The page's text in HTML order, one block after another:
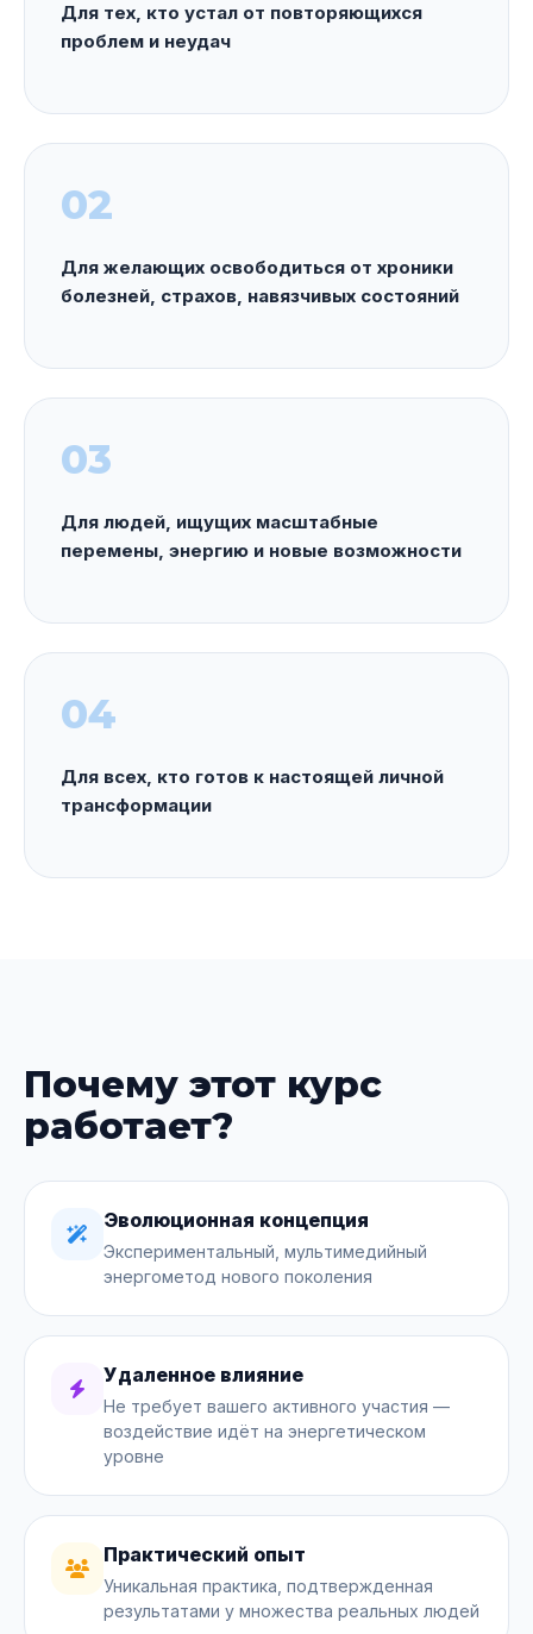
Для тех, кто устал от повторяющихся
проблем и неудач
02
Для желающих освободиться от хроники
болезней, страхов, навязчивых состояний
03
Для людей, ищущих масштабные
перемены, энергию и новые возможности
04
Для всех, кто готов к настоящей личной
трансформации
Почему этот курс
работает?
Эволюционная концепция
Экспериментальный, мультимедийный
энергометод нового поколения
Удаленное влияние
Не требует вашего активного участия —
воздействие идёт на энергетическом
уровне
Практический опыт
Уникальная практика, подтвержденная
результатами у множества реальных людей